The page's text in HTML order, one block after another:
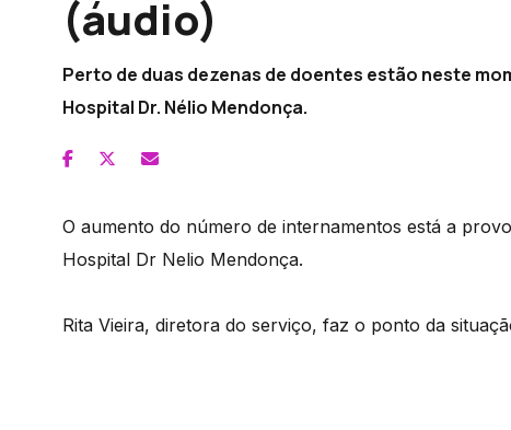
(áudio)
Perto de duas dezenas de doentes estão neste
Hospital Dr. Nélio Mendonça.
O aumento do número de internamentos está a
Hospital Dr Nelio Mendonça.
Rita Vieira, diretora do serviço, faz o ponto da